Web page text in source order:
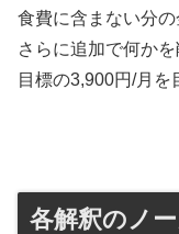
食費に含まない分の
さらに追加で何か
目標の3,900円/月を
各解釈のノ